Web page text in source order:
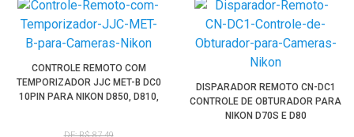
CONTROLE REMOTO COM
TEMPORIZADOR JJC MET-B DC0
10PIN PARA NIKON D850, D810,
DE: R$ 87,49
DISPARADOR REMOTO CN-DC1
CONTROLE DE OBTURADOR PARA
NIKON D70S E D80